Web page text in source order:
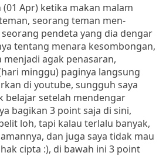
Apr) ketika makan malam
seorang teman men-
pendeta yang dia dengar
tentang menara kesombongan,
agak penasaran,
minggu) paginya langsung
di youtube, sungguh saya
belajar setelah mendengar
bagikan 3 point saja di sini,
loh, tapi kalau terlalu banyak,
dan juga saya tidak mau
cipta :), di bawah ini 3 point